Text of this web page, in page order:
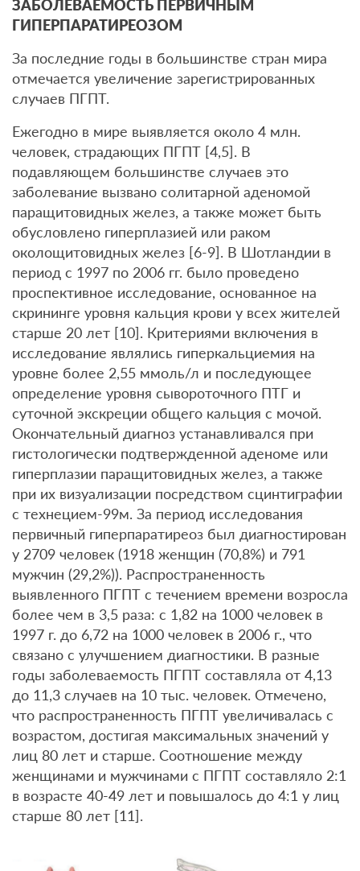
ЗАБОЛЕВАЕМОСТЬ ПЕРВИЧНЫМ
ГИПЕРПАРАТИРЕОЗОМ
За последние годы в большинстве стран мира
отмечается увеличение зарегистрированных
случаев ПГПТ.
Ежегодно в мире выявляется около 4 млн.
человек, страдающих ПГПТ [4,5]. В
подавляющем большинстве случаев это
заболевание вызвано солитарной аденомой
паращитовидных желез, а также может быть
обусловлено гиперплазией или раком
околощитовидных желез [6-9]. В Шотландии в
период с 1997 по 2006 гг. было проведено
проспективное исследование, основанное на
скрининге уровня кальция крови у всех жителей
старше 20 лет [10]. Критериями включения в
исследование являлись гиперкальциемия на
уровне более 2,55 ммоль/л и последующее
определение уровня сывороточного ПТГ и
суточной экскреции общего кальция с мочой.
Окончательный диагноз устанавливался при
гистологически подтвержденной аденоме или
гиперплазии паращитовидных желез, а также
при их визуализации посредством сцинтиграфии
с технецием-99м. За период исследования
первичный гиперпаратиреоз был диагностирован
у 2709 человек (1918 женщин (70,8%) и 791
мужчин (29,2%)). Распространенность
выявленного ПГПТ с течением времени возросла
более чем в 3,5 раза: с 1,82 на 1000 человек в
1997 г. до 6,72 на 1000 человек в 2006 г., что
связано с улучшением диагностики. В разные
годы заболеваемость ПГПТ составляла от 4,13
до 11,3 случаев на 10 тыс. человек. Отмечено,
что распространенность ПГПТ увеличивалась с
возрастом, достигая максимальных значений у
лиц 80 лет и старше. Соотношение между
женщинами и мужчинами с ПГПТ составляло 2:1
в возрасте 40-49 лет и повышалось до 4:1 у лиц
старше 80 лет [11].